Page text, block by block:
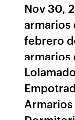
Nov 30,
armarios
febrero
armarios